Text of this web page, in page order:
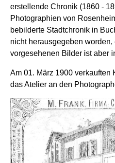
erstellende Chronik (1860 -
Photographien von
bebilderte Stadtchronik in
nicht herausgegeben worden,
vorgesehenen Bilder ist aber
Am 01. März 1900 verkauften
das Atelier an den